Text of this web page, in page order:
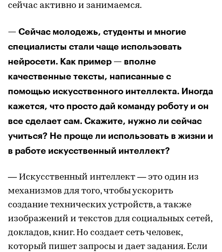
сейчас активно и занимаемся.
— Сейчас молодежь, студенты и многие
специалисты стали чаще использовать
нейросети. Как пример — вполне
качественные тексты, написанные с
помощью искусственного интеллекта. Иногда
кажется, что просто дай команду роботу и он
все сделает сам. Скажите, нужно ли сейчас
учиться? Не проще ли использовать в жизни и
в работе искусственный интеллект?
— Искусственный интеллект — это один из
механизмов для того, чтобы ускорить
создание технических устройств, а также
изображений и текстов для социальных сетей,
докладов, книг. Но создает сеть человек,
который пишет запросы и дает задания. Если